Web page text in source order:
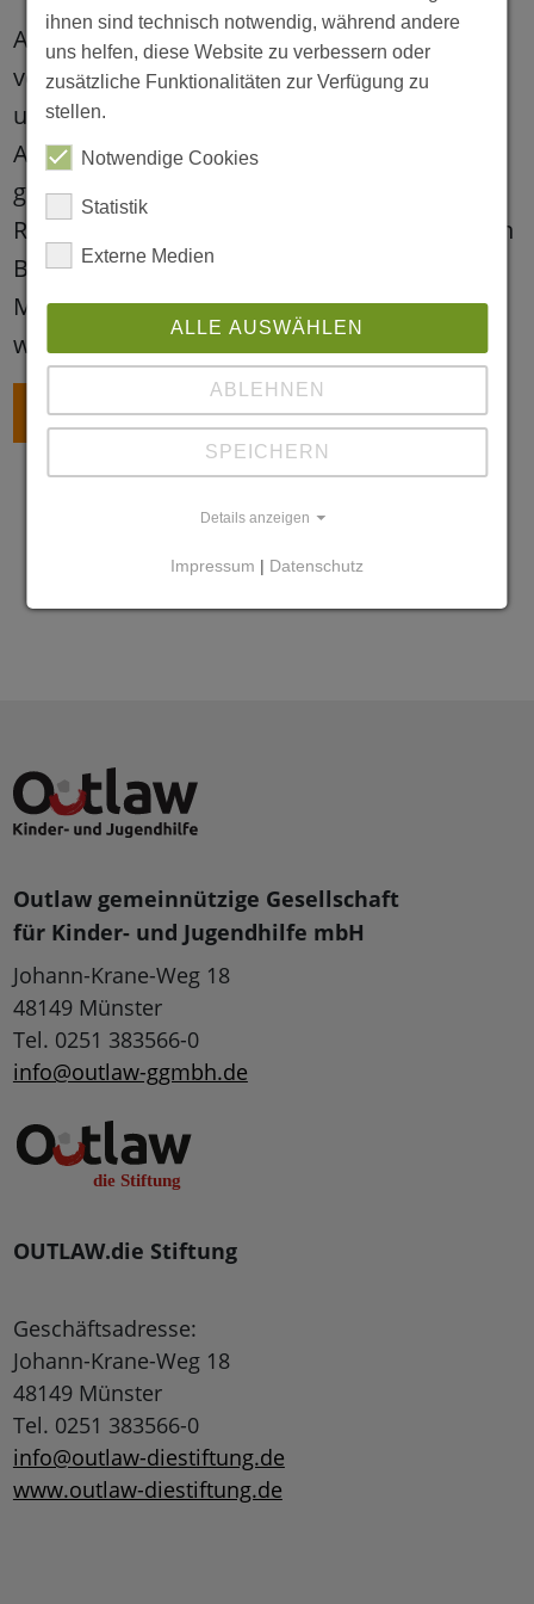
Am Marktstand der Kita Günnigfelder Straße
verkaufte das Team selbstgebastelte Sachen
und die Kinder konnten an am Basteltisch
Armbänder und ein Wurfspiel basteln. Dazu
gab es leckere Snacks und Getränke. Die
Rückmeldungen von den Gästen als auch von
Beteiligten waren durchweg positiv. Der
Markt soll und kann im nächsten Jahr
wiederholt werden.
ZURÜCK
Outlaw gemeinnützige Gesellschaft
für Kinder- und Jugendhilfe mbH
Johann-Krane-Weg 18
48149 Münster
Tel. 0251 383566-0
info@outlaw-ggmbh.de
OUTLAW.die Stiftung
Geschäftsadresse:
Johann-Krane-Weg 18
48149 Münster
Tel. 0251 383566-0
info@outlaw-diestiftung.de
www.outlaw-diestiftung.de
ihnen sind technisch notwendig, während andere
uns helfen, diese Website zu verbessern oder
zusätzliche Funktionalitäten zur Verfügung zu
stellen.
Notwendige Cookies
Statistik
Externe Medien
ALLE AUSWÄHLEN
ABLEHNEN
SPEICHERN
Details anzeigen
Impressum | Datenschutz